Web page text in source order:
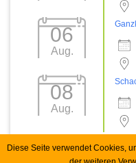
06
Aug.
08
Aug.
Diese Seite verwendet Cookies,